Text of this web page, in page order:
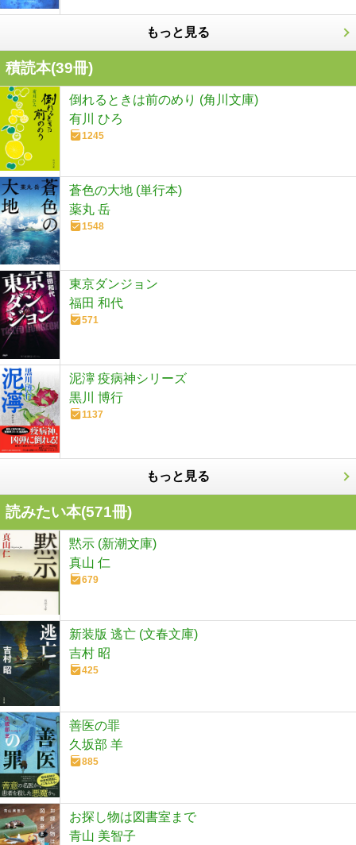
もっと見る
積読本(39冊)
倒れるときは前のめり (角川文庫)
有川 ひろ
1245
蒼色の大地 (単行本)
薬丸 岳
1548
東京ダンジョン
福田 和代
571
泥濘 疫病神シリーズ
黒川 博行
1137
もっと見る
読みたい本(571冊)
黙示 (新潮文庫)
真山 仁
679
新装版 逃亡 (文春文庫)
吉村 昭
425
善医の罪
久坂部 羊
885
お探し物は図書室まで
青山 美智子